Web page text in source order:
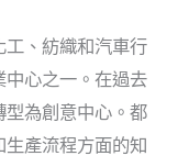
工、紡織和汽車行
中心之一。在過去
型為創意中心。都
產流程方面的知